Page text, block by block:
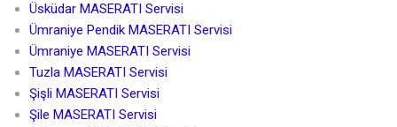
Üsküdar MASERATI Servisi
Ümraniye Pendik MASERATI Servisi
Ümraniye MASERATI Servisi
Tuzla MASERATI Servisi
Şişli MASERATI Servisi
Şile MASERATI Servisi